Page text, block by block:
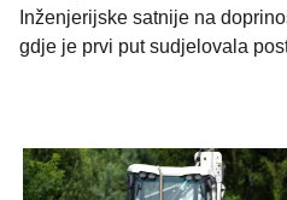
Inženjerijske satnije na
gdje je prvi put sudjelovala